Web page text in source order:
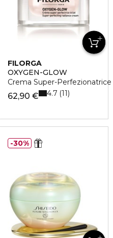
FILORGA
OXYGEN-GLOW
Crema Super-
62,90 € 4.7 11
30%